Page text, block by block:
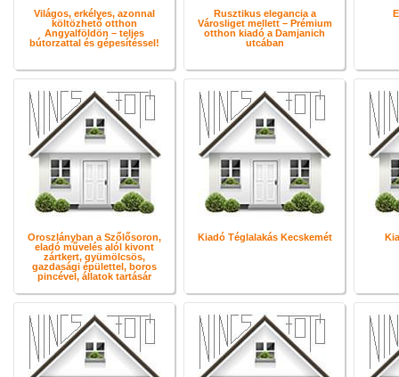
Világos, erkélyes, azonnal
költözhető otthon
Angyalföldön – teljes
bútorzattal és gépesítéssel!
Rusztikus elegancia a
Városliget mellett – Prémium
otthon kiadó a Damjanich
utcában
Oroszlányban a Szőlősoron,
eladó művelés alól kivont
zártkert, gyümölcsös,
gazdasági épülettel, boros
pincével, állatok tartásár
Kiadó Téglalakás Kecskemét